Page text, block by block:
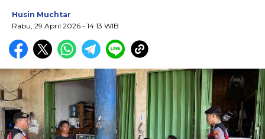
Husin Muchtar
Rabu, 29 April 2026 - 14:13 WIB